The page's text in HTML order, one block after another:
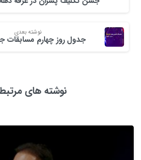
نوشته بعدی
جدول روز چهارم مسابقات
نوشته های